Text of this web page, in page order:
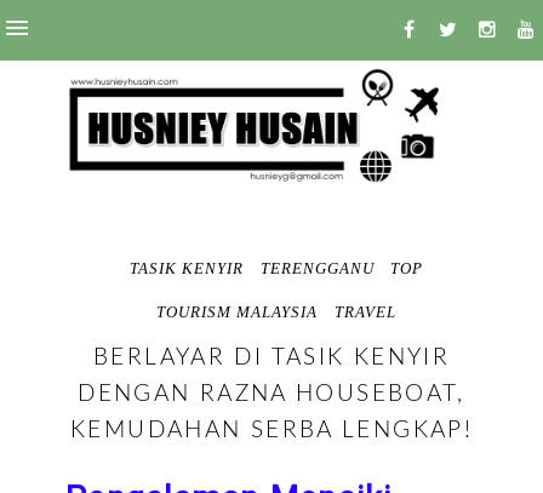
TASIK KENYIR TERENGGANU TOP
TOURISM MALAYSIA TRAVEL
BERLAYAR DI TASIK KENYIR
DENGAN RAZNA HOUSEBOAT,
KEMUDAHAN SERBA LENGKAP!